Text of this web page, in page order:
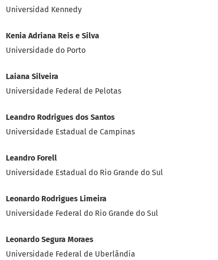
Universidad Kennedy
Kenia Adriana Reis e Silva
Universidade do Porto
Laiana Silveira
Universidade Federal de Pelotas
Leandro Rodrigues dos Santos
Universidade Estadual de Campinas
Leandro Forell
Universidade Estadual do Rio Grande do Sul
Leonardo Rodrigues Limeira
Universidade Federal do Rio Grande do Sul
Leonardo Segura Moraes
Universidade Federal de Uberlândia